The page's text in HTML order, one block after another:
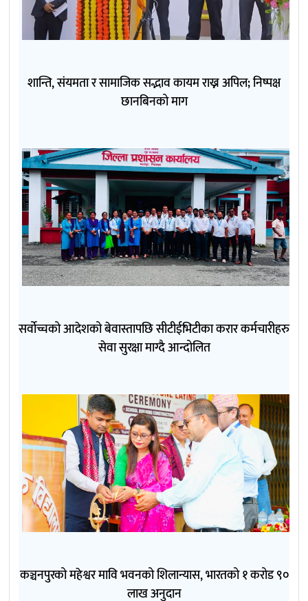
शान्ति, संयमता र सामाजिक सद्भाव कायम राख्न अपिल; निष्पक्ष
छानबिनको माग
सर्वोच्चको आदेशको बेवास्तापछि सीटीईभिटीका करार कर्मचारीहरु
सेवा सुरक्षा माग्दै आन्दोलित
कञ्चनपुरको महेश्वर मावि भवनको शिलान्यास, भारतको १ करोड ९०
लाख अनुदान